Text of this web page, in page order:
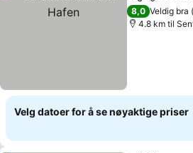
8,0 Veldig bra
4.8 km til
Velg datoer for å se nøyaktige priser